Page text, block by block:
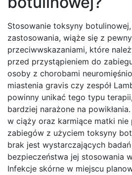
Stosowanie toksyny
zastosowania, wiąże się z
przeciwwskazaniami, które
przed przystąpieniem do
osoby z chorobami
miastenia gravis czy zespół
powinny unikać tego typu
bardziej narażone na
w ciąży oraz karmiące matki
zabiegów z użyciem toksyny
brak jest wystarczających
bezpieczeństwa jej stosowania
Infekcje skórne w miejscu